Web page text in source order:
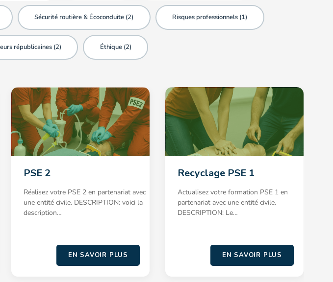
Sécurité routière & Écoconduite (2) Risques professionnels (1)
républicaines (2) Éthique (2)
PSE 2
Réalisez votre PSE 2 en partenariat avec
une entité civile. DESCRIPTION: voici la
description…
EN SAVOIR PLUS
Recyclage PSE 1
Actualisez votre formation PSE 1 en
partenariat avec une entité civile.
DESCRIPTION: Le…
EN SAVOIR PLUS